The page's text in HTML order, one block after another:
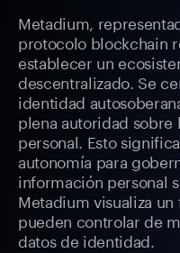
Metadium,
protocolo blockchain
establecer un
descentralizado. Se
identidad
plena autoridad
personal. Esto
autonomía para
información personal
Metadium visualiza
pueden controlar de
datos de identidad.